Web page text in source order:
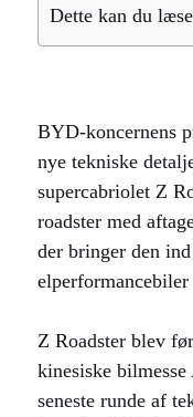
Dette kan du
BYD-koncernens
nye tekniske
supercabriolet Z
roadster med
der bringer den
elperformancebiler
Z Roadster blev
kinesiske
seneste runde af